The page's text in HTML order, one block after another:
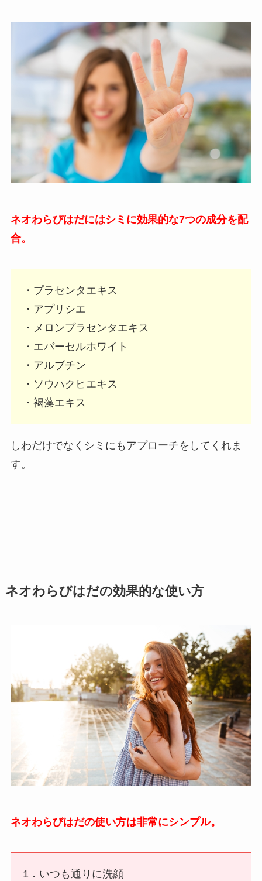
ネオわらびはだにはシミに効果的な7つの成分を配
合。
・プラセンタエキス
・アプリシエ
・メロンプラセンタエキス
・エバーセルホワイト
・アルブチン
・ソウハクヒエキス
・褐藻エキス
しわだけでなくシミにもアプローチをしてくれま
す。
ネオわらびはだの効果的な使い方
ネオわらびはだの使い方は非常にシンプル。
1．いつも通りに洗顔